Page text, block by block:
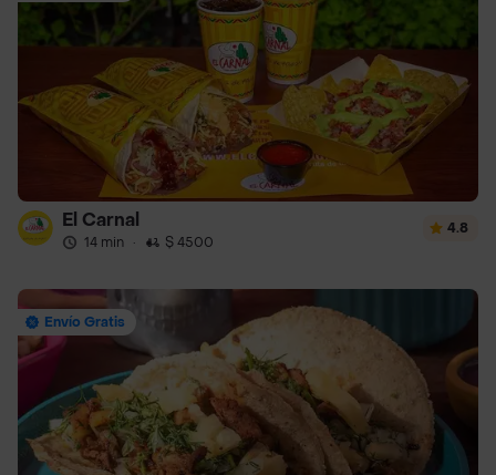
El Carnal
14 min · $ 4500
4.8
Envío Gratis